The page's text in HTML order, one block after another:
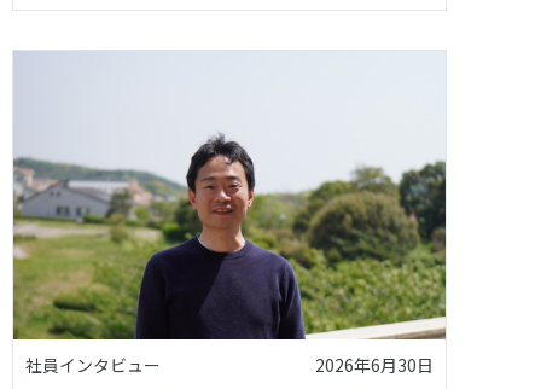
社員インタビュー 2026年6月30日